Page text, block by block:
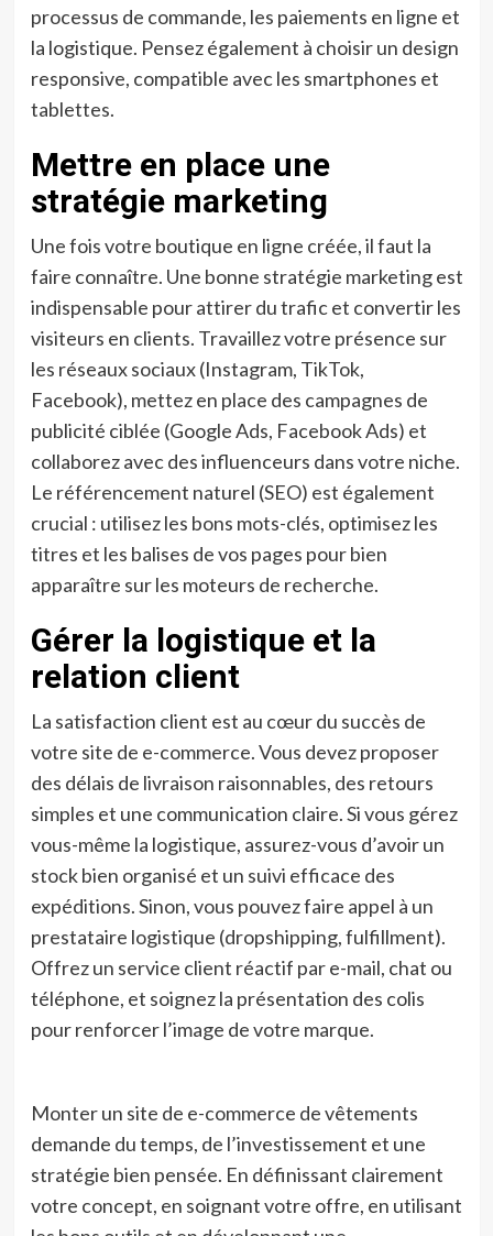
processus de commande, les paiements en ligne et
la logistique. Pensez également à choisir un design
responsive, compatible avec les smartphones et
tablettes.
Mettre en place une
stratégie marketing
Une fois votre boutique en ligne créée, il faut la
faire connaître. Une bonne stratégie marketing est
indispensable pour attirer du trafic et convertir les
visiteurs en clients. Travaillez votre présence sur
les réseaux sociaux (Instagram, TikTok,
Facebook), mettez en place des campagnes de
publicité ciblée (Google Ads, Facebook Ads) et
collaborez avec des influenceurs dans votre niche.
Le référencement naturel (SEO) est également
crucial : utilisez les bons mots-clés, optimisez les
titres et les balises de vos pages pour bien
apparaître sur les moteurs de recherche.
Gérer la logistique et la
relation client
La satisfaction client est au cœur du succès de
votre site de e-commerce. Vous devez proposer
des délais de livraison raisonnables, des retours
simples et une communication claire. Si vous gérez
vous-même la logistique, assurez-vous d’avoir un
stock bien organisé et un suivi efficace des
expéditions. Sinon, vous pouvez faire appel à un
prestataire logistique (dropshipping, fulfillment).
Offrez un service client réactif par e-mail, chat ou
téléphone, et soignez la présentation des colis
pour renforcer l’image de votre marque.
Monter un site de e-commerce de vêtements
demande du temps, de l’investissement et une
stratégie bien pensée. En définissant clairement
votre concept, en soignant votre offre, en utilisant